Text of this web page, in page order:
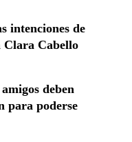
intenciones de
Clara Cabello
deben
para poderse